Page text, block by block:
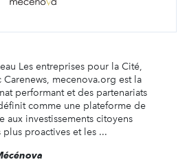
Les entreprises pour la Cité,
Carenews, mecenova.org est la
performant et des partenariats
comme une plateforme de
aux investissements citoyens
proactives et les ...